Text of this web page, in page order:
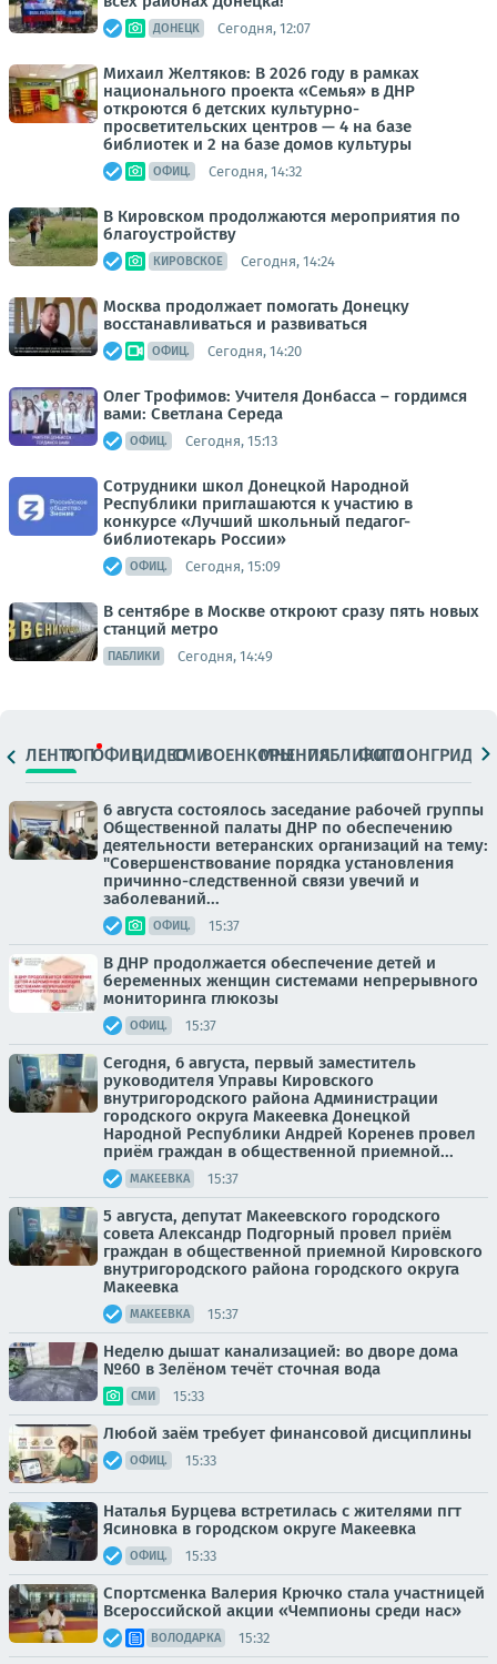
ДОНЕЦК Сегодня, 12:07
Михаил Желтяков: В 2026 году в рамках
национального проекта «Семья» в ДНР
откроются 6 детских культурно-
просветительских центров — 4 на базе
библиотек и 2 на базе домов культуры
ОФИЦ. Сегодня, 14:32
В Кировском продолжаются мероприятия по
благоустройству
КИРОВСКОЕ Сегодня, 14:24
Москва продолжает помогать Донецку
восстанавливаться и развиваться
ОФИЦ. Сегодня, 14:20
Олег Трофимов: Учителя Донбасса – гордимся
вами: Светлана Середа
ОФИЦ. Сегодня, 15:13
Сотрудники школ Донецкой Народной
Республики приглашаются к участию в
конкурсе «Лучший школьный педагог-
библиотекарь России»
ОФИЦ. Сегодня, 15:09
В сентябре в Москве откроют сразу пять новых
станций метро
ПАБЛИКИ Сегодня, 14:49
ЛЕНТАТОПОФИЦ.ВИДЕОСМИВОЕНКОРЫМНЕНИЯПАБЛИКИ
ФОТОЛОНГРИДЫ
6 августа состоялось заседание рабочей группы
Общественной палаты ДНР по обеспечению
деятельности ветеранских организаций на тему:
"Совершенствование порядка установления
причинно-следственной связи увечий и
заболеваний...
ОФИЦ. 15:37
В ДНР продолжается обеспечение детей и
беременных женщин системами непрерывного
мониторинга глюкозы
ОФИЦ. 15:37
Сегодня, 6 августа, первый заместитель
руководителя Управы Кировского
внутригородского района Администрации
городского округа Макеевка Донецкой
Народной Республики Андрей Коренев провел
приём граждан в общественной приемной...
МАКЕЕВКА 15:37
5 августа, депутат Макеевского городского
совета Александр Подгорный провел приём
граждан в общественной приемной Кировского
внутригородского района городского округа
Макеевка
МАКЕЕВКА 15:37
Неделю дышат канализацией: во дворе дома
№60 в Зелёном течёт сточная вода
СМИ 15:33
Любой заём требует финансовой дисциплины
ОФИЦ. 15:33
Наталья Бурцева встретилась с жителями пгт
Ясиновка в городском округе Макеевка
ОФИЦ. 15:33
Спортсменка Валерия Крючко стала участницей
Всероссийской акции «Чемпионы среди нас»
ВОЛОДАРКА 15:32